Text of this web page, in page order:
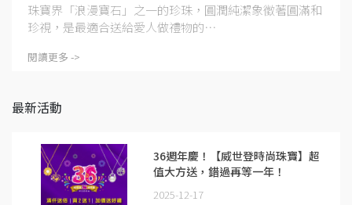
珠寶界「浪漫寶石」之一的珍珠，圓潤純潔象徵著圓滿和
珍視，是最適合送給愛人做禮物的⋯
閱讀更多 ->
最新活動
36週年慶！【威世登時尚珠寶】超
值大方送，錯過再等一年！
2025-12-17